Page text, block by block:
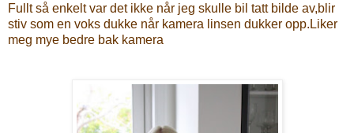
Fulltså enkelt var det ikke når jeg skulle bil tatt bilde av,blir
stiv som en voks dukke når kamera linsen dukker opp.Liker
meg mye bedre bak kamera